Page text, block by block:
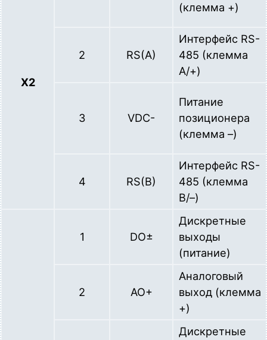
X2
(клемма +)
2 RS(A)
Интерфейс RS-
485 (клемма
A/+)
3 VDC-
Питание
позиционера
(клемма –)
4 RS(B)
Интерфейс RS-
485 (клемма
B/–)
1 DO±
Дискретные
выходы
(питание)
2 AO+
Аналоговый
выход (клемма
+)
Дискретные